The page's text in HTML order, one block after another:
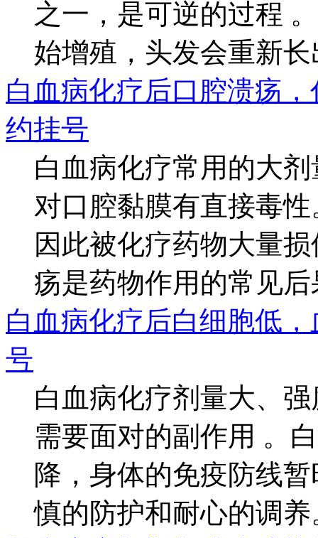
之一，是可逆的过程
始增殖，头发会重新长
白血病化疗后口腔溃疡
约挂号
白血病化疗常用的大
对口腔黏膜有直接毒
因此被化疗药物大量
疡是药物作用的常见后
白血病化疗后白细胞低
号
白血病化疗剂量大、
需要面对的副作用 。
降，身体的免疫防线
慎的防护和耐心的调养